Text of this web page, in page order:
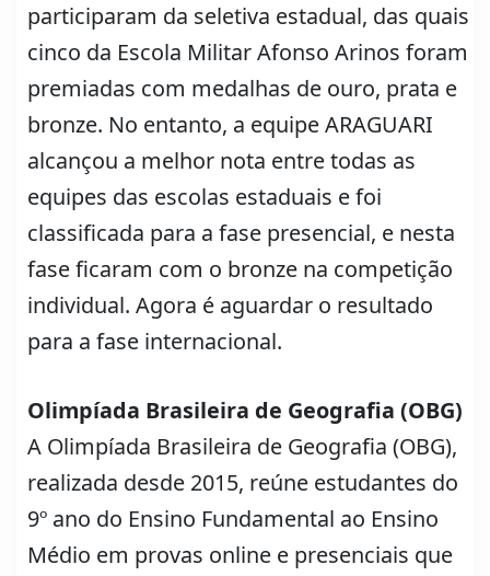
participaram da seletiva estadual, das quais
cinco da Escola Militar Afonso Arinos foram
premiadas com medalhas de ouro, prata e
bronze. No entanto, a equipe ARAGUARI
alcançou a melhor nota entre todas as
equipes das escolas estaduais e foi
classificada para a fase presencial, e nesta
fase ficaram com o bronze na competição
individual. Agora é aguardar o resultado
para a fase internacional.
Olimpíada Brasileira de Geografia (OBG)
A Olimpíada Brasileira de Geografia (OBG),
realizada desde 2015, reúne estudantes do
9º ano do Ensino Fundamental ao Ensino
Médio em provas online e presenciais que